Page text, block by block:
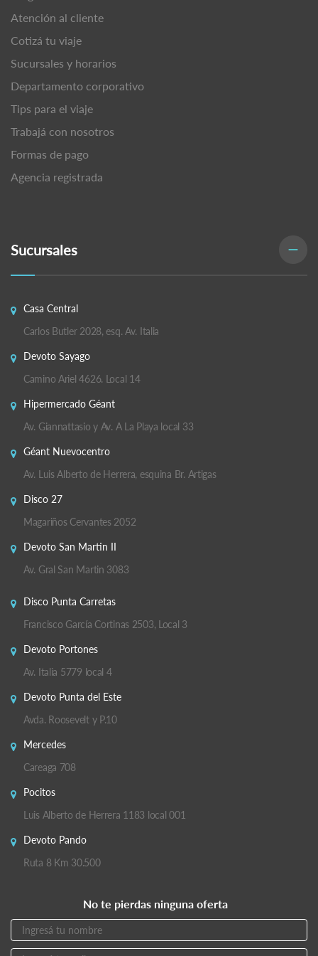
Atención al cliente
Cotizá tu viaje
Sucursales y horarios
Departamento corporativo
Tips para el viaje
Trabajá con nosotros
Formas de pago
Agencia registrada
Sucursales
Casa Central
Carlos Butler 2028, esq. Av. Italia
Devoto Sayago
Camino Ariel 4626. Local 14
Hipermercado Géant
Av. Giannattasio y Av. A La Playa local 33
Géant Nuevocentro
Av. Luis Alberto de Herrera, esquina Br. Artigas
Disco 27
Magariños Cervantes 2052
Devoto San Martin II
Av. Gral San Martin 3083
Disco Punta Carretas
Francisco García Cortinas 2503, Local 3
Devoto Portones
Av. Italia 5779 local 4
Devoto Punta del Este
Avda. Roosevelt y P.10
Mercedes
Careaga 708
Pocitos
Luis Alberto de Herrera 1183 local 001
Devoto Pando
Ruta 8 Km 30.500
No te pierdas ninguna oferta